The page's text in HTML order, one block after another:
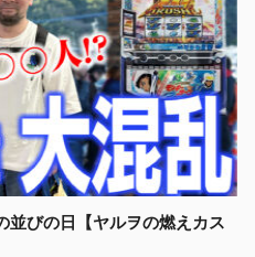
並びの日【ヤルヲの燃えカス